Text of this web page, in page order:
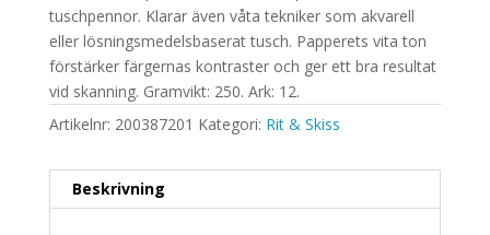
tuschpennor. Klarar även våta tekniker som akvarell
eller lösningsmedelsbaserat tusch. Papperets vita ton
förstärker färgernas kontraster och ger ett bra resultat
vid skanning. Gramvikt: 250. Ark: 12.
Artikelnr: 200387201 Kategori: Rit & Skiss
Beskrivning